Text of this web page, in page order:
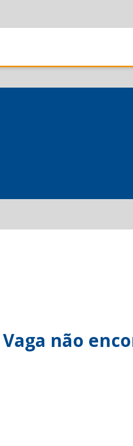
Vaga não